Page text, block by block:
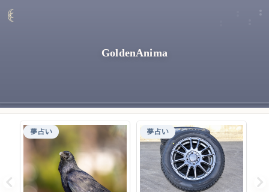
GoldenAnima
夢占い 夢占い